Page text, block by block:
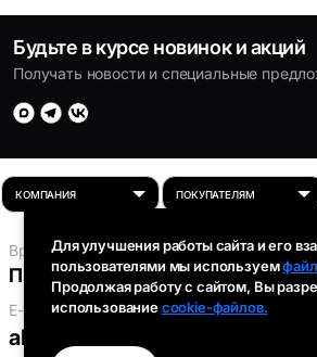
Будьте в курсе новинок и акций
Получать новости и специальные
Время работы:
Пн-Пт: 8:00 - 16:30
E-mail:
absolut-tds@inbox.ru
Для улучшения работы сайта и его
пользователями мы используем
Продолжая работу с сайтом, Вы
использованиеcookie-файлов.